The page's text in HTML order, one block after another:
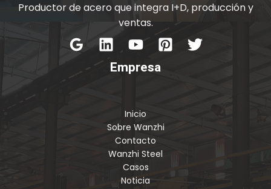
Productor de acero que integra I+D, producción y
ventas.
Empresa
Inicio
Sobre Wanzhi
Contacto
Wanzhi Steel
Casos
Noticia